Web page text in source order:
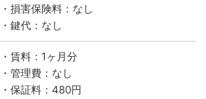
・損害保険料：なし
・鍵代：なし
・賃料：1ヶ月分
・管理費：なし
・保証料：480円